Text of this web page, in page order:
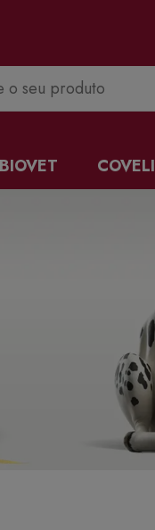
BIOVET COVELI